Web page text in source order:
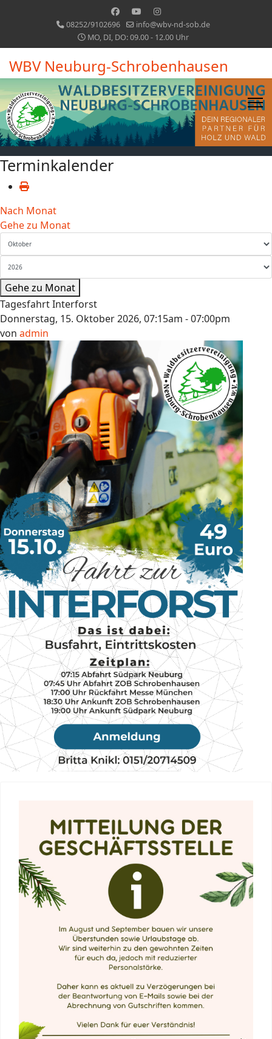
08252/9102696
info@wbv-nd-sob.de
MO, DI, DO: 09.00 - 12.00 Uhr
WBV Neuburg-Schrobenhausen
Terminkalender
Nach Monat
Gehe zu Monat
Gehe zu Monat
Tagesfahrt Interforst
Donnerstag, 15. Oktober 2026, 07:15am - 07:00pm
von admin